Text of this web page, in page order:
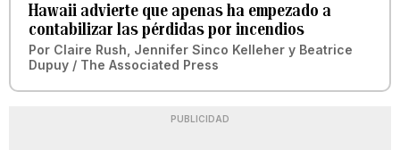
Hawaii advierte que apenas ha empezado a
contabilizar las pérdidas por incendios
Por Claire Rush, Jennifer Sinco Kelleher y Beatrice
Dupuy / The Associated Press
PUBLICIDAD